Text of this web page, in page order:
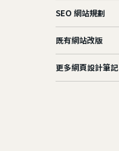
SEO 網站規劃
既有網站改版
更多網頁設計筆記